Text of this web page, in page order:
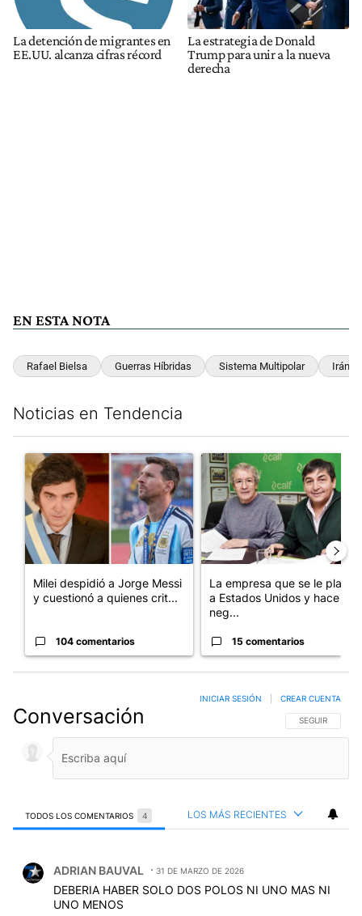
La detención de migrantes en
EE.UU. alcanza cifras récord
La estrategia de Donald
Trump para unir a la nueva
derecha
EN ESTA NOTA
Rafael Bielsa Guerras Híbridas Sistema Multipolar Irán
Noticias en Tendencia
Un artículo de tendencia con el título "Milei despidió a Jorge
Milei despidió a Jorge Messi
y cuestionó a quienes crit...
104 comentarios
Un artículo de tendencia con
La empresa que se le plantó
a Estados Unidos y hace
neg...
15 comentarios
Conversación SIGA ESTA
SEGUIR
INICIAR SESIÓN CREAR CUENTA
TODOS LOS COMENTARIOS 4 LOS MÁS RECIENTES
ADRIAN BAUVAL 31 DE MARZO DE 2026
DEBERIA HABER SOLO DOS POLOS NI UNO MAS NI
UNO MENOS